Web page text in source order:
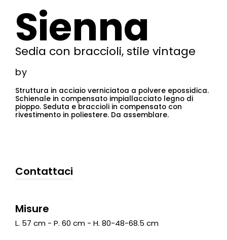
Sienna
Sedia con braccioli, stile vintage
by
Struttura in acciaio verniciatoa a polvere epossidica.
Schienale in compensato impiallacciato legno di
pioppo. Seduta e braccioli in compensato con
rivestimento in poliestere. Da assemblare.
Contattaci
Misure
L. 57 cm - P. 60 cm - H. 80-48-68.5 cm